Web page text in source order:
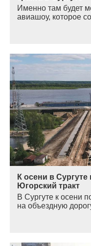
Именно там будет
авиашоу, которое
К осени в
Югорский тракт
В Сургуте к осени
на объездную